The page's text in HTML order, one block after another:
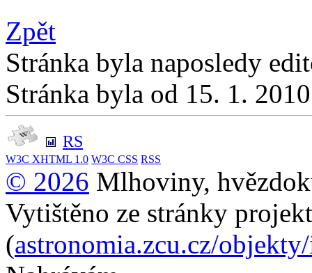
Zpět
Stránka byla naposledy
Stránka byla od 15. 1.
RS
W3C XHTML 1.0 W3C CSS RSS
© 2026 Mlhoviny,
Vytištěno ze stránky
(astronomia.zcu.cz/